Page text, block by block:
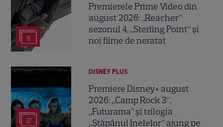
6
Premierele Prime Video din
august 2026: „Reacher”
sezonul 4, „Sterling Point” și
noi filme de neratat
17
DISNEY PLUS
Premiere Disney+ august
2026: „Camp Rock 3”,
„Futurama” și trilogia
„Stăpânul Inelelor” ajung pe